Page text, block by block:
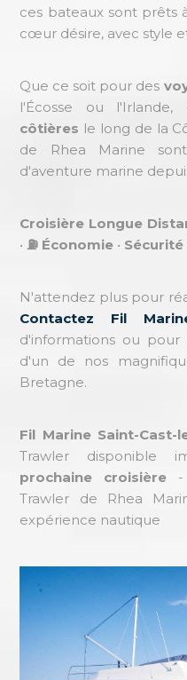
ces bateaux sont prêts
cœur désire, avec style
Que ce soit pour des
l'Écosse ou
côtières le long de la
de Rhea Marine
d'aventure marine
Croisière Longue
• ⛽ Économie •
N'attendez plus pour
Contactez Fil
d'informations ou
d'un de nos
Bretagne.
Fil Marine Saint-Cast-
Trawler
prochaine croisière -
Trawler de Rhea
expérience nautique